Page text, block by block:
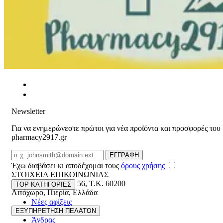
Newsletter
Για να ενημερώνεστε πρώτοι για νέα προϊόντα και προσφορές του
pharmacy2917.gr
Email
ΕΓΓΡΑΦΗ
Έχω διαβάσει κι αποδέχομαι τους όρους χρήσης
ΣΤΟΙΧΕΙΑ ΕΠΙΚΟΙΝΩΝΙΑΣ
Βασ. Κωνσταντίνου 56, T.K. 60200
Λιτόχωρο,Πιερία,Ελλάδα
ΓΕΜΗ:165892448000
TOP ΚΑΤΗΓΟΡΙΕΣ
Νέες αφίξεις
Γυναίκα
Άνδρας
ΕΞΥΠΗΡΕΤΗΣΗ ΠΕΛΑΤΩΝ